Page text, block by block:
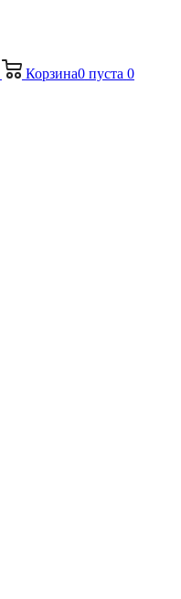
Корзина0 пуста 0